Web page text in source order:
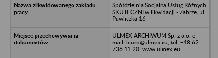
Spółdzielnia Socjalna Usług Różnych
SKUTECZNI w likwidacji - Zabrze, ul.
Pawliczka 16
ULMEX ARCHIWUM Sp. z o.o. e-
mail: biuro@ulmex.eu, tel. +48 62
736 11 20, www.ulmex.eu